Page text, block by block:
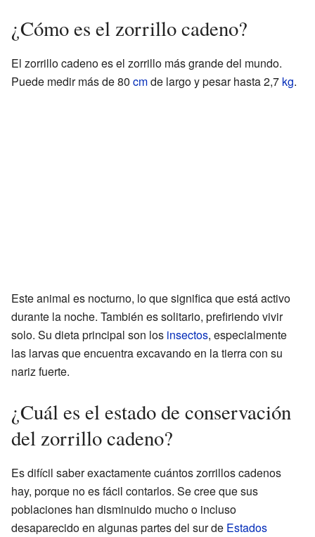
¿Cómo es el zorrillo cadeno?
El zorrillo cadeno es el zorrillo más grande del mundo.
Puede medir más de 80 cmde largo y pesar hasta 2,7 kg.
Este animal es nocturno, lo que significa que está activo
durante la noche. También es solitario, prefiriendo vivir
solo. Su dieta principal son los insectos, especialmente
las larvas que encuentra excavando en la tierra con su
nariz fuerte.
¿Cuál es el estado de conservación
del zorrillo cadeno?
Es difícil saber exactamente cuántos zorrillos cadenos
hay, porque no es fácil contarlos. Se cree que sus
poblaciones han disminuido mucho o incluso
desaparecido en algunas partes del sur de Estados